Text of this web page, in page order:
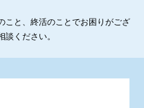
こと、終活のことでお困りがござ
ください。